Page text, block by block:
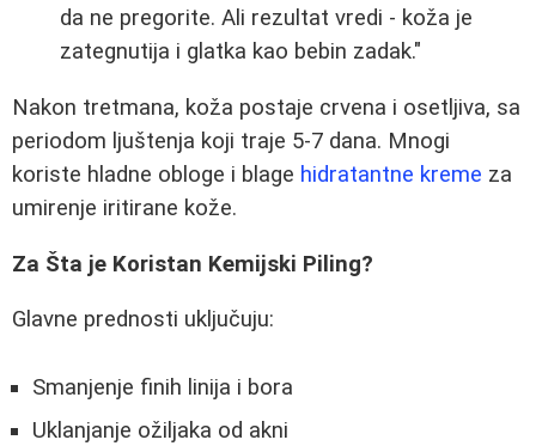
da ne pregorite. Ali rezultat vredi - koža je
zategnutija i glatka kao bebin zadak."
Nakon tretmana, koža postaje crvena i osetljiva, sa
periodom ljuštenja koji traje 5-7 dana. Mnogi
koriste hladne obloge i blage hidratantne kreme za
umirenje iritirane kože.
Za Šta je Koristan Kemijski Piling?
Glavne prednosti uključuju:
Smanjenje finih linija i bora
Uklanjanje ožiljaka od akni